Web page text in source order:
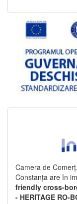
Camera de
Constanța are în
friendly cross-
- HERITAGE RO-